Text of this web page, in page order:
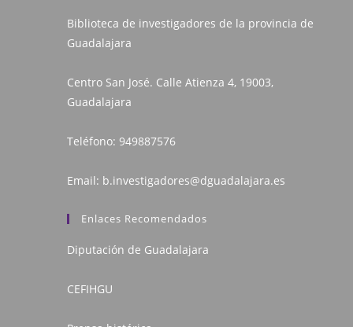
Biblioteca de investigadores de la provincia de
Guadalajara
Centro San José. Calle Atienza 4, 19003,
Guadalajara
Teléfono: 949887576
Email: b.investigadores@dguadalajara.es
Enlaces Recomendados
Diputación de Guadalajara
CEFIHGU